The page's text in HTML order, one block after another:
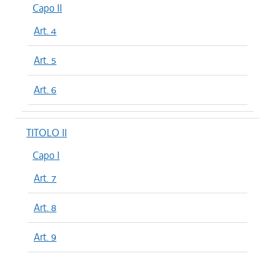
Capo II
Art. 4
Art. 5
Art. 6
TITOLO II
Capo I
Art. 7
Art. 8
Art. 9